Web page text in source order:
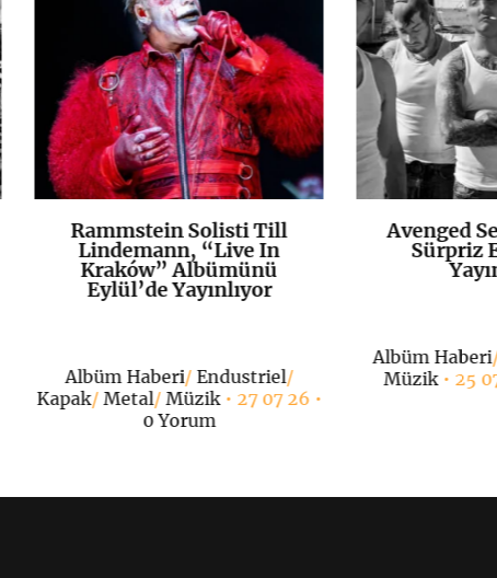
K+
Rammstein Solisti Till
Lindemann, “Live In
Kraków” Albümünü
Eylül’de Yayınlıyor
Albüm Haberi/Endustriel/
Kapak/Metal/Müzik• 27 07 26 •
0 Yorum
Avenged
Sürpriz
Albüm Haberi
Müzik• 25